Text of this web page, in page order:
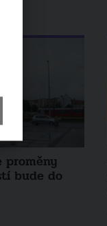
proměny
bude do